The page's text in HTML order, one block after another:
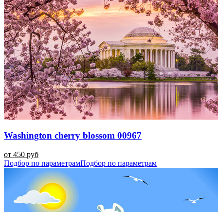
Washington cherry blossom 00967
от 450 руб
Подбор по параметрамПодбор по параметрам